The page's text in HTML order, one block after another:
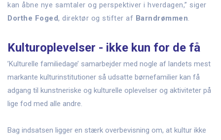
kan åbne nye samtaler og perspektiver i hverdagen,” siger
Dorthe Foged, direktør og stifter af Barndrømmen.
Kulturoplevelser - ikke kun for de få
’Kulturelle familiedage’ samarbejder med nogle af landets mest
markante kulturinstitutioner så udsatte børnefamilier kan få
adgang til kunstneriske og kulturelle oplevelser og aktiviteter på
lige fod med alle andre.
Bag indsatsen ligger en stærk overbevisning om, at kultur ikke